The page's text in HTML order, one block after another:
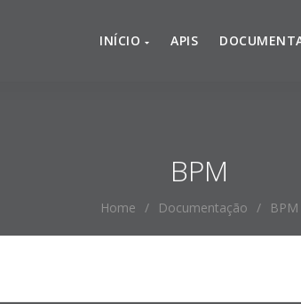
INÍCIO APIS
BPM
Home / Documentação / BPM